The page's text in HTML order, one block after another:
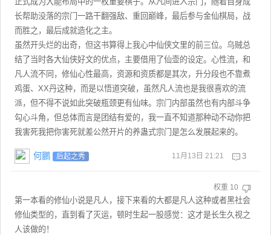
长帮助没落的宗门一路干翻强敌、重回巅峰，最后参与金仙棋局，战
而胜之，最后成就造化之主。
虽然开头烂的出奇，但这书算得上我心中仙侠文里的前三位。乌贼总
结了当时各大仙侠好文的优点，主要借用了仙壶的设定。心性流，和
凡人流不同，修仙心性最高，资源和资质都是其次，升分段也不靠煮
鸡蛋、XX丹这种，而是以悟道突破，虽然凡人流也是我很喜欢的流
派，但不得不说如此突破瓶颈更有仙味。宗门内部虽然也有内部斗争
勾心斗角，但总体而言是团结有爱的，我一直不知道那种动不动你把
我害死我把你害死就差公然开片的养蛊式宗门是怎么发展起来的。
何鵬 后起之秀 11月13日 21:21 3
权重 10
第一本看的修仙小说是凡人，接下来看的大都是凡人这种或者黑社会
修仙类型的，直到看了灭运，顿时生起一股感觉：这才是长生久视之
人该做的！